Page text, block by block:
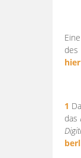
des
hier
1
das